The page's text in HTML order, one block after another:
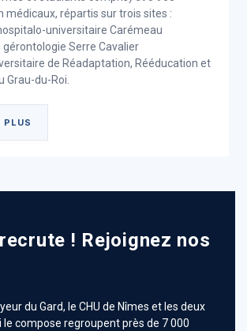
médicaux, répartis sur trois sites :
universitaire Carémeau
Serre Cavalier
de Réadaptation, Rééducation et
Grau-du-Roi.
PLUS
Cévennes - Gard -
coopération des établissements
établissements publics de santé et
médicaux sociaux du Gard se
! Rejoignez nos
du Gard, le CHU de Nîmes et les deux
le compose regroupent près de 7 000